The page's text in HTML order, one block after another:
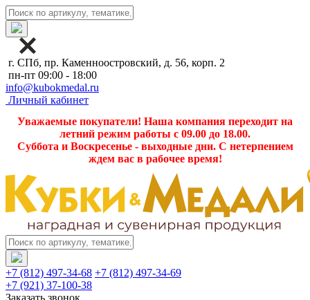
г. СПб, пр. Каменноостровский, д. 56, корп. 2
пн-пт 09:00 - 18:00
info@kubokmedal.ru
Личный кабинет
Уважаемые покупатели! Наша компания переходит на
летний режим работы с 09.00 до 18.00.
Суббота и Воскресенье - выходные дни. С нетерпением
ждем вас в рабочее время!
+7 (812) 497-34-68 +7 (812) 497-34-69
+7 (921) 37-100-38